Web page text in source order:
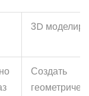
3D
Создать